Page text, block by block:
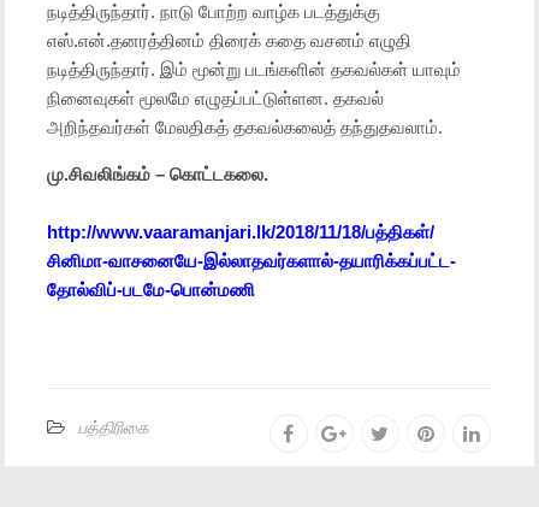
நடித்திருந்தார். நாடு போற்ற வாழ்க படத்துக்கு
எஸ்.என்.தனரத்தினம் திரைக் கதை வசனம் எழுதி
நடித்திருந்தார். இம் மூன்று படங்களின் தகவல்கள் யாவும்
நினைவுகள் மூலமே எழுதப்பட்டுள்ளன. தகவல்
அறிந்தவர்கள் மேலதிகத் தகவல்கலைத் தந்துதவலாம்.
மு.சிவலிங்கம் – கொட்டகலை.
http://www.vaaramanjari.lk/2018/11/18/பத்திகள்/
சினிமா-வாசனையே-இல்லாதவர்களால்-தயாரிக்கப்பட்ட-
தோல்விப்-படமே-பொன்மணி
பத்திரிகை